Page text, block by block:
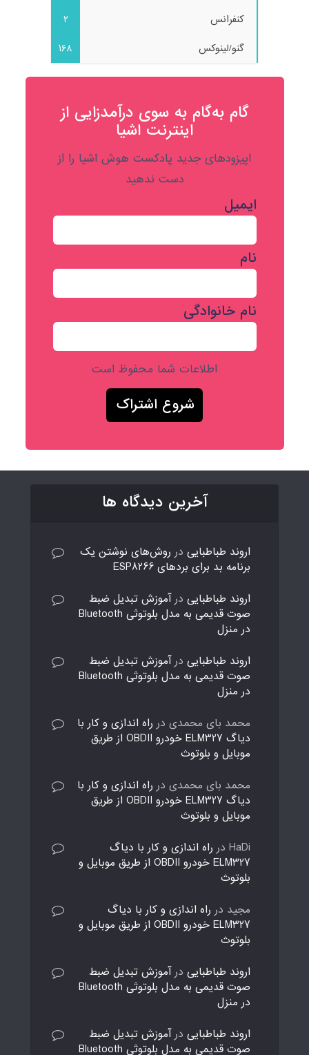
کنفرانس
2
گنو/لینوکس
168
گام به‌گام به‌ سوی درآمدزایی از
اینترنت اشیا
اپیزودهای جدید پادکست هوش اشیا را از
دست ندهید
ایمیل
نام
نام خانوادگی
اطلاعات شما محفوظ است
آخرین دیدگاه ها
اروند طباطبایی در روش‌های نوشتن یک
برنامه بد برای بردهای ESP8266
اروند طباطبایی درآموزش تبدیل ضبط
صوت قدیمی به مدل بلوتوثی Bluetooth
در منزل
اروند طباطبایی درآموزش تبدیل ضبط
صوت قدیمی به مدل بلوتوثی Bluetooth
در منزل
محمد بای محمدی در راه اندازی و کار با
دیاگ ELM327 خودرو OBDII از طریق
موبایل و بلوتوث
محمد بای محمدی در راه اندازی و کار با
دیاگ ELM327 خودرو OBDII از طریق
موبایل و بلوتوث
HaDi در راه اندازی و کار با دیاگ
ELM327 خودرو OBDII از طریق موبایل و
بلوتوث
مجید در راه اندازی و کار با دیاگ
ELM327 خودرو OBDII از طریق موبایل و
بلوتوث
اروند طباطبایی درآموزش تبدیل ضبط
صوت قدیمی به مدل بلوتوثی Bluetooth
در منزل
اروند طباطبایی درآموزش تبدیل ضبط
صوت قدیمی به مدل بلوتوثی Bluetooth